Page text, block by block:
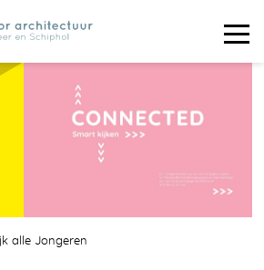
alle Jongeren